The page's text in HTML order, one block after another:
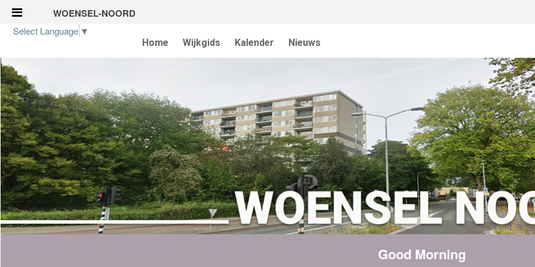
Skip to Content
WOENSEL-NOORD
Kalender
Nieuws
Home Wijkgids Kalender Nieuws
Good Morning
Select Language ▼